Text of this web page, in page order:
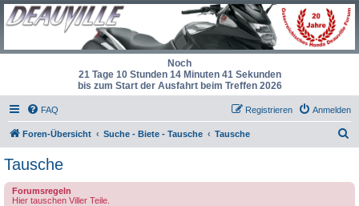
Noch
21 Tage 10 Stunden 14 Minuten 41 Sekunden
bis zum Start der Ausfahrt beim Treffen 2026
FAQ Anmelden
Registrieren
Foren-Übersicht Suche - Biete - Tausche Tausche
Tausche
Forumsregeln
Hier tauschen Viller Teile.